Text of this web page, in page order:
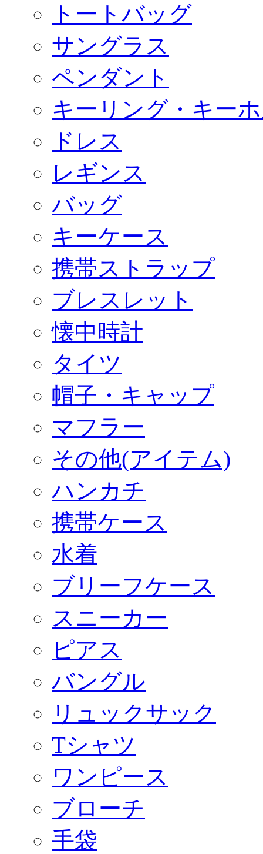
トートバッグ
サングラス
ペンダント
キーリング・キー
ドレス
レギンス
バッグ
キーケース
携帯ストラップ
ブレスレット
懐中時計
タイツ
帽子・キャップ
マフラー
その他(アイテム)
ハンカチ
携帯ケース
水着
ブリーフケース
スニーカー
ピアス
バングル
リュックサック
Tシャツ
ワンピース
ブローチ
手袋